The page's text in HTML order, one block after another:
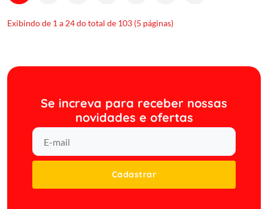
Exibindo de 1 a 24 do total de 103 (5 páginas)
Se increva para receber nossas
novidades e ofertas
Cadastrar